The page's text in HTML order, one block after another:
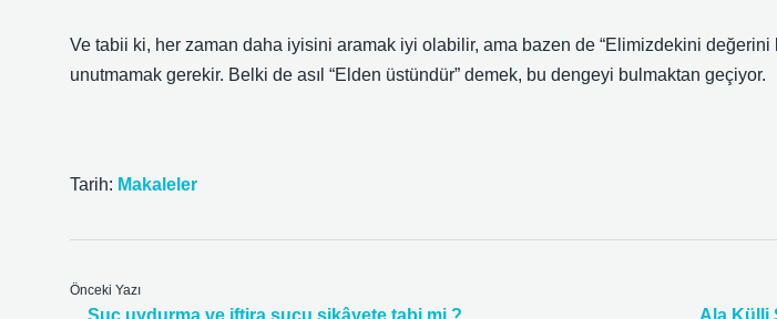
Ve tabii ki, her zaman daha iyisini aramak iyi olabilir, ama bazen de “Elimizdekini değerini
unutmamak gerekir. Belki de asıl “Elden üstündür” demek, bu dengeyi bulmaktan geçiyor.
Tarih: Makaleler
Önceki Yazı
Suç uydurma ve iftira suçu şikâyete tabi mi ? Ala Külli